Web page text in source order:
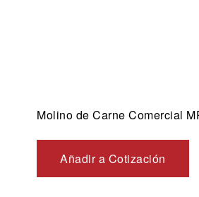
Molino de Carne Comercial
Añadir a Cotización